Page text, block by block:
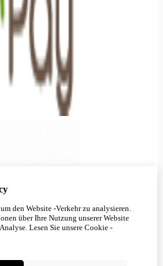
den Website -Verkehr zu analysieren.
über Ihre Nutzung unserer Website
Lesen Sie unsere Cookie -